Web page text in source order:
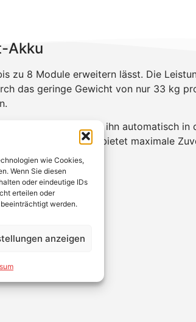
wie Cookies,
Wenn Sie diesen
oder eindeutige IDs
erteilen oder
werden.
anzeigen
Akku
zu 8 Module erweitern lässt. Die
das geringe Gewicht von nur 33 kg
und integriert ihn automatisch in
von unter 20 ms bietet maximale